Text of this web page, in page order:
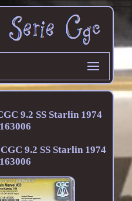
9.2 SS Starlin 1974
9.2 SS Starlin 1974